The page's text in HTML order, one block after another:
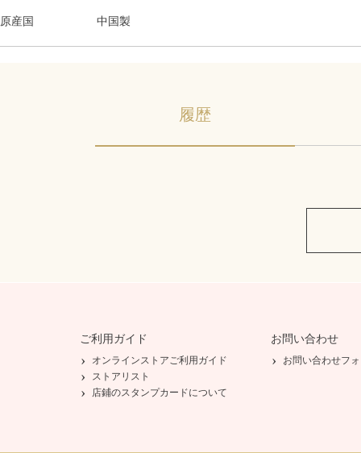
原産国 中国製
履歴
ご利用ガイド
オンラインストアご利用ガイド
ストアリスト
店鋪のスタンプカードについて
お問い合わせ
お問い合わせフ